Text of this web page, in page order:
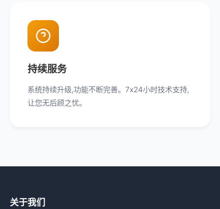
持续服务
系统持续升级,功能不断完善。7x24小时技术支持,
让您无后顾之忧。
关于我们